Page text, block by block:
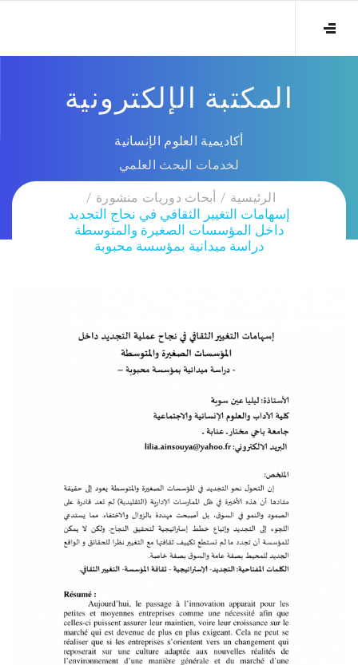
المكتبة الإلكترونية
أكاديمية العلوم الإنسانية
لخدمات البحث العلمي
الرئيسية
أبحاث دوريات منشورة
إسهامات التغيير الثقافي في نحاج التجديد
داخل المؤسسات الصغيرة والمتوسطة
دراسة ميدانية بمؤسسة محبوبة